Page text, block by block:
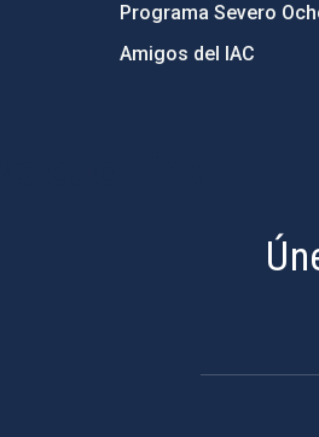
Programa Severo
Amigos del IAC